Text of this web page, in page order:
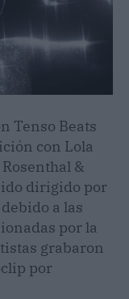
Tenso Beats
con Lola
&
dirigido por
a las
por la
grabaron
por